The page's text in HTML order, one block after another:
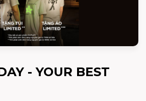
- YOUR BEST